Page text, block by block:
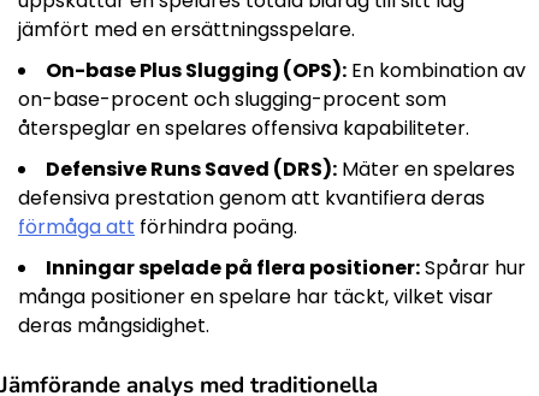
jämfört med en ersättningsspelare.
On-base Plus Slugging (OPS): En kombination av
on-base-procent och slugging-procent som
återspeglar en spelares offensiva kapabiliteter.
Defensive Runs Saved (DRS): Mäter en spelares
defensiva prestation genom att kvantifiera deras
förmåga att förhindra poäng.
Inningar spelade på flera positioner:Spårar hur
många positioner en spelare har täckt, vilket visar
deras mångsidighet.
Jämförande analys med traditionella